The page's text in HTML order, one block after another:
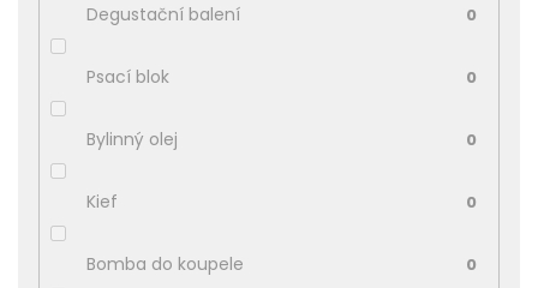
Degustační balení 0
Psací blok 0
Bylinný olej 0
Kief 0
Bomba do koupele 0